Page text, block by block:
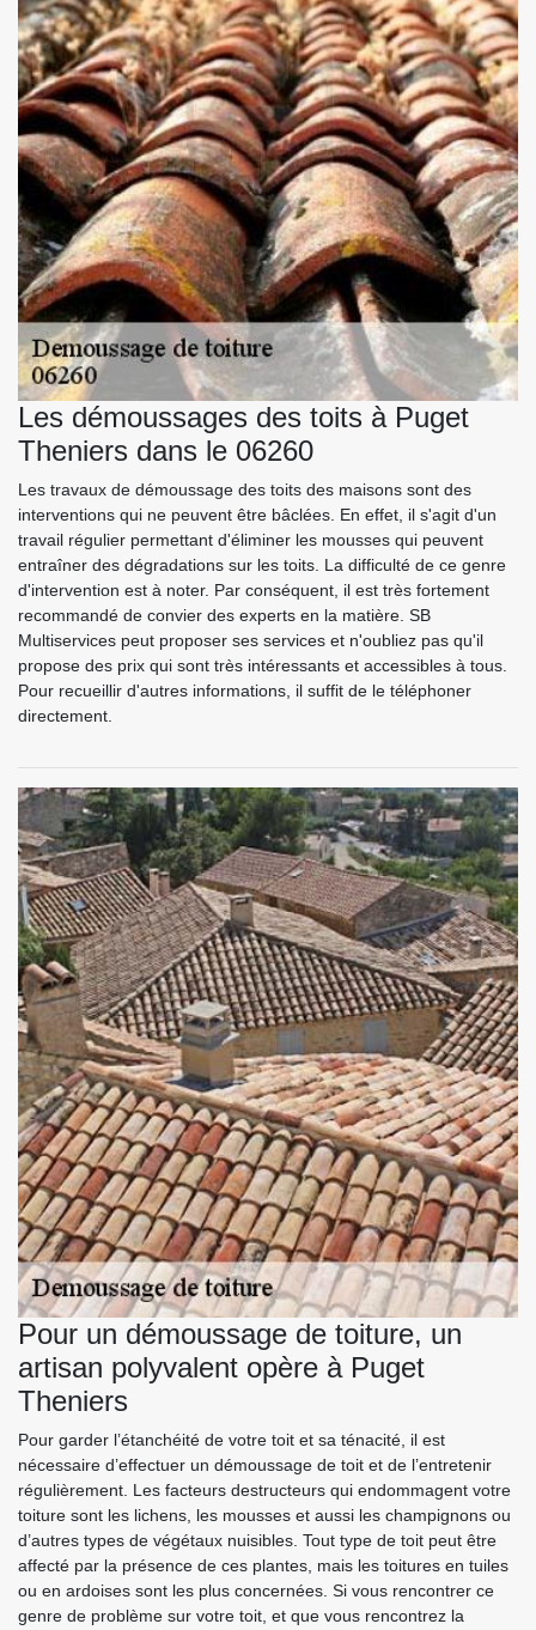
Les démoussages des toits à Puget
Theniers dans le 06260
Les travaux de démoussage des toits des maisons sont des
interventions qui ne peuvent être bâclées. En effet, il s'agit d'un
travail régulier permettant d'éliminer les mousses qui peuvent
entraîner des dégradations sur les toits. La difficulté de ce genre
d'intervention est à noter. Par conséquent, il est très fortement
recommandé de convier des experts en la matière. SB
Multiservices peut proposer ses services et n'oubliez pas qu'il
propose des prix qui sont très intéressants et accessibles à tous.
Pour recueillir d'autres informations, il suffit de le téléphoner
directement.
Pour un démoussage de toiture, un
artisan polyvalent opère à Puget
Theniers
Pour garder l’étanchéité de votre toit et sa ténacité, il est
nécessaire d’effectuer un démoussage de toit et de l’entretenir
régulièrement. Les facteurs destructeurs qui endommagent votre
toiture sont les lichens, les mousses et aussi les champignons ou
d’autres types de végétaux nuisibles. Tout type de toit peut être
affecté par la présence de ces plantes, mais les toitures en tuiles
ou en ardoises sont les plus concernées. Si vous rencontrer ce
genre de problème sur votre toit, et que vous rencontrez la